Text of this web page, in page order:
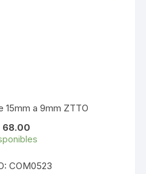
15mm a 9mm ZTTO
68.00
COM0523